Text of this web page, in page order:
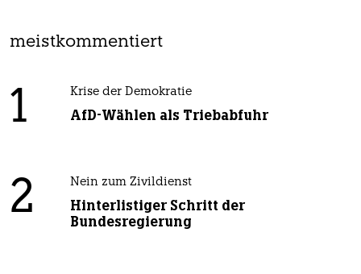
meistkommentiert
1 Krise der Demokratie
AfD-Wählen als Triebabfuhr
2 Nein zum Zivildienst
Hinterlistiger Schritt der
Bundesregierung